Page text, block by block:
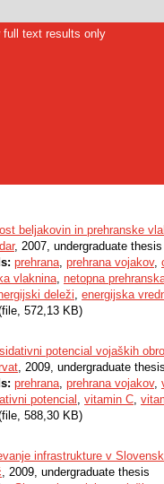
full text results only
beljakovin in prehranske
, 2007, undergraduate thesis
prehrana, prehrana vojakov,
vlaknina, netopna
deleži, energijska
572,13 KB)
potencial vojaških
, 2009, undergraduate
prehrana, prehrana vojakov,
potencial, vitamin C,
588,30 KB)
infrastrukture v
, 2009, undergraduate thesis